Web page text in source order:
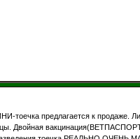
тоечка предлагается к продаже.
Двойная